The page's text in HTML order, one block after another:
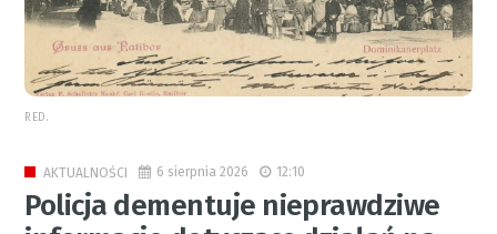
RED.
AKTUALNOŚCI 6 sierpnia 2026 12:10
Policja dementuje nieprawdziwe